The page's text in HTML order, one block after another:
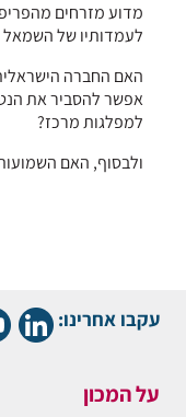
מדוע מזרחים
לעמדותיו של
האם החברה
אפשר להסביר את
למפלגות מרכז?
ולבסוף, האם
עקבו אחרינו:
על המכון